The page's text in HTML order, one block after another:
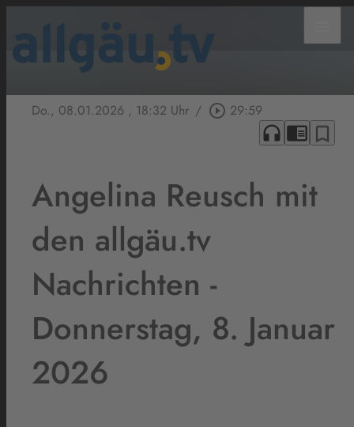
Do., 08.01.2026 , 18:32 Uhr / play_circle_outline 29:59
headphones chrome_reader_mode bookmark_border
Angelina Reusch mit
den allgäu.tv
Nachrichten -
Donnerstag, 8. Januar
2026